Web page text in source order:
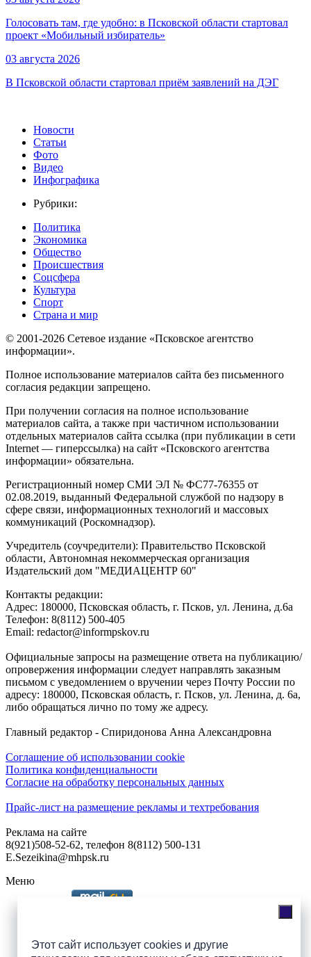
Этот сайт использует cookies и другие
Голосовать там, где удобно: в Псковской области стартовал
проект «Мобильный избиратель»
03 августа 2026
В Псковской области стартовал приём заявлений на ДЭГ
Новости
Статьи
Фото
Видео
Инфографика
Рубрики:
Политика
Экономика
Общество
Происшествия
Соцсфера
Культура
Спорт
Страна и мир
© 2001-2026 Сетевое издание «Псковское агентство
информации».
Полное использование материалов сайта без письменного
согласия редакции запрещено.
При получении согласия на полное использование
материалов сайта, а также при частичном использовании
отдельных материалов сайта ссылка (при публикации в сети
Internet — гиперссылка) на сайт «Псковского агентства
информации» обязательна.
Регистрационный номер СМИ ЭЛ № ФС77-76355 от
02.08.2019, выданный Федеральной службой по надзору в
сфере связи, информационных технологий и массовых
коммуникаций (Роскомнадзор).
Учредитель (соучредители): Правительство Псковской
области, Автономная некоммерческая организация
Издательский дом "МЕДИАЦЕНТР 60"
Контакты редакции:
Адреc: 180000, Псковская область, г. Псков, ул. Ленина, д.6а
Телефон: 8(8112) 500-405
Email: redactor@informpskov.ru
Официальные запросы на размещение ответа на публикацию/
опровержения информации следует направлять заказным
письмом с уведомлением о вручении через Почту России по
адресу: 180000, Псковская область, г. Псков, ул. Ленина, д. 6а,
либо обращаться лично по тому же адресу.
Главный редактор - Спиридонова Анна Александровна
Соглашение об использовании cookie
Политика конфиденциальности
Согласие на обработку персональных данных
Прайс-лист на размещение рекламы и техтребования
Реклама на сайте
8(921)508-52-62, телефон 8(8112) 500-131
E.Sezeikina@mhpsk.ru
Меню